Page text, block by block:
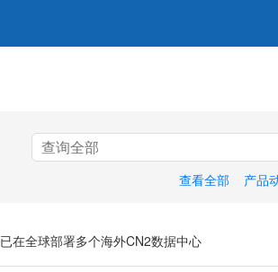
查看全部 产品
在全球部署多个海外CN2数据中心